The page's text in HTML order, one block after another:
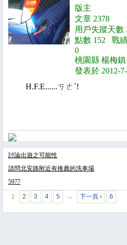
版主
文章 2378
用戶失蹤天數
點數 152 戰
0
桃園縣 楊梅
發表於 2012-
H.F.E......ㄎㄜˊ!
討論出遊之可能性
請問北安路附近有推薦的洗車場
5977
1 2 3 4 5 … 下一頁 › 6